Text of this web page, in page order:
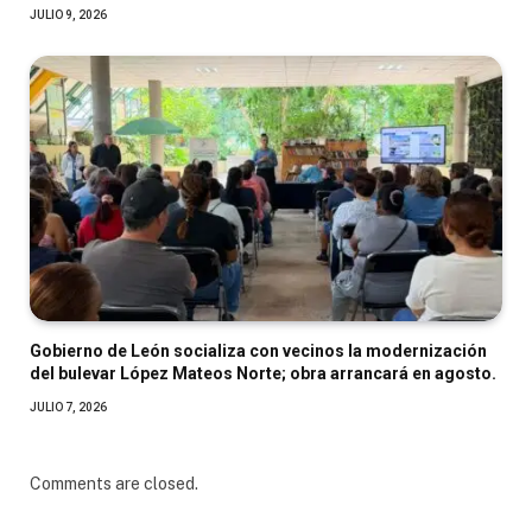
JULIO 9, 2026
Gobierno de León socializa con vecinos la modernización
del bulevar López Mateos Norte; obra arrancará en agosto.
JULIO 7, 2026
Comments are closed.